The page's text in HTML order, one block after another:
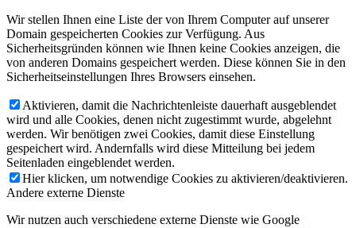
Wir stellen Ihnen eine Liste der von Ihrem Computer auf unserer
Domain gespeicherten Cookies zur Verfügung. Aus
Sicherheitsgründen können wie Ihnen keine Cookies anzeigen, die
von anderen Domains gespeichert werden. Diese können Sie in den
Sicherheitseinstellungen Ihres Browsers einsehen.
Aktivieren, damit die Nachrichtenleiste dauerhaft ausgeblendet
wird und alle Cookies, denen nicht zugestimmt wurde, abgelehnt
werden. Wir benötigen zwei Cookies, damit diese Einstellung
gespeichert wird. Andernfalls wird diese Mitteilung bei jedem
Seitenladen eingeblendet werden.
Hier klicken, um notwendige Cookies zu aktivieren/deaktivieren.
Andere externe Dienste
Wir nutzen auch verschiedene externe Dienste wie Google